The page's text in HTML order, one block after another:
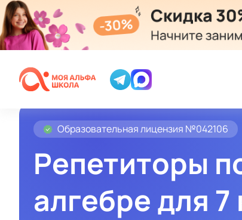
Образовательная лицензия №042106
Репетиторы
алгебре для 7